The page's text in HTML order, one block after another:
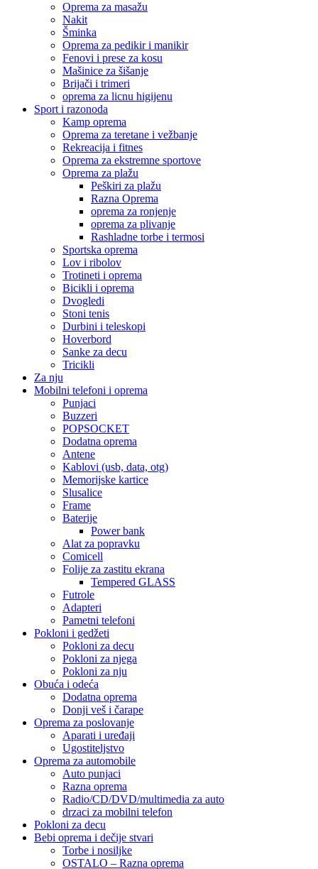
Oprema za masažu
Nakit
Šminka
Oprema za pedikir i manikir
Fenovi i prese za kosu
Mašinice za šišanje
Brijači i trimeri
oprema za licnu higijenu
Sport i razonoda
Kamp oprema
Oprema za teretane i vežbanje
Rekreacija i fitnes
Oprema za ekstremne sportove
Oprema za plažu
Peškiri za plažu
Razna Oprema
oprema za ronjenje
oprema za plivanje
Rashladne torbe i termosi
Sportska oprema
Lov i ribolov
Trotineti i oprema
Bicikli i oprema
Dvogledi
Stoni tenis
Durbini i teleskopi
Hoverbord
Sanke za decu
Tricikli
Za nju
Mobilni telefoni i oprema
Punjaci
Buzzeri
POPSOCKET
Dodatna oprema
Antene
Kablovi (usb, data, otg)
Memorijske kartice
Slusalice
Frame
Baterije
Power bank
Alat za popravku
Comicell
Folije za zastitu ekrana
Tempered GLASS
Futrole
Adapteri
Pametni telefoni
Pokloni i gedžeti
Pokloni za decu
Pokloni za njega
Pokloni za nju
Obuća i odeća
Dodatna oprema
Donji veš i čarape
Oprema za poslovanje
Aparati i uređaji
Ugostiteljstvo
Oprema za automobile
Auto punjaci
Razna oprema
Radio/CD/DVD/multimedia za auto
drzaci za mobilni telefon
Pokloni za decu
Bebi oprema i dečije stvari
Torbe i nosiljke
OSTALO – Razna oprema